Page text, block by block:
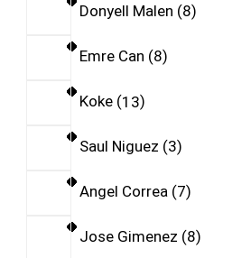
Donyell Malen 8
Emre Can 8
Koke 13
Saul Niguez 3
Angel Correa 7
Jose Gimenez 8